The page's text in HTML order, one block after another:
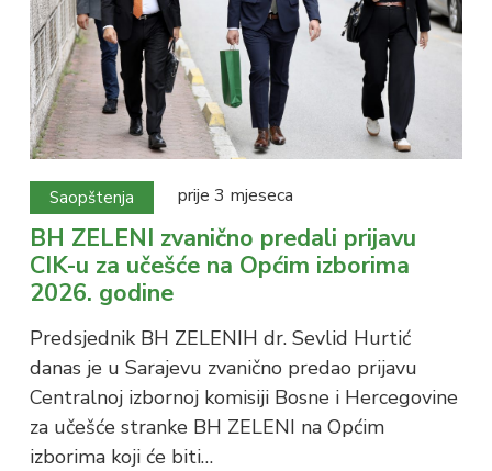
Saopštenja prije 3 mjeseca
BH ZELENI zvanično predali prijavu
CIK-u za učešće na Općim izborima
2026. godine
Predsjednik BH ZELENIH dr. Sevlid Hurtić
danas je u Sarajevu zvanično predao prijavu
Centralnoj izbornoj komisiji Bosne i Hercegovine
za učešće stranke BH ZELENI na Općim
izborima koji će biti…